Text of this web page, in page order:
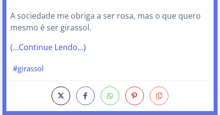
A sociedade me obriga a ser rosa, mas o que quero
mesmo é ser girassol.
(…Continue Lendo…)
#girassol